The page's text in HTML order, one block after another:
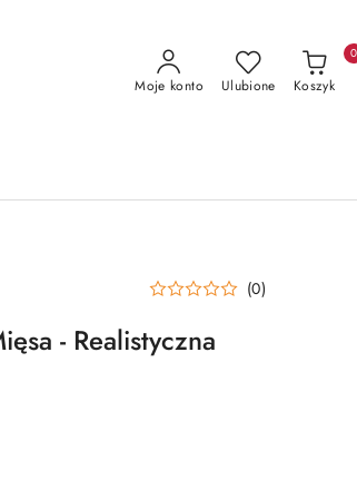
Moje konto Ulubione Koszyk
0
(0)
- Realistyczna